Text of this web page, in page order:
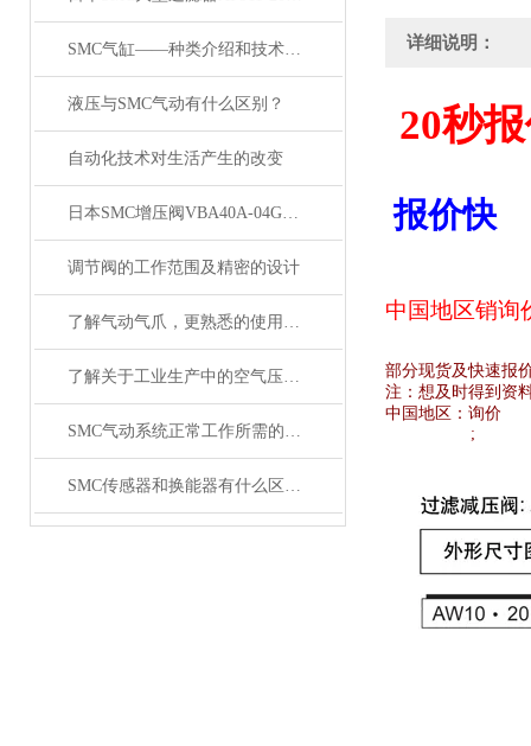
SMC气缸——种类介绍和技术资料
液压与SMC气动有什么区别？
自动化技术对生活产生的改变
日本SMC增压阀VBA40A-04GN和VBA42A-04GN 及VBA43A-04GN
调节阀的工作范围及精密的设计
了解气动气爪，更熟悉的使用SMC齐气动气爪
了解关于工业生产中的空气压缩机应用
SMC气动系统正常工作所需的技术要求
SMC传感器和换能器有什么区别？
详细说明：
20秒
报价快
中国地区销询
部分现货及快速报
注：想及时得到资
中国地区： 询价
;